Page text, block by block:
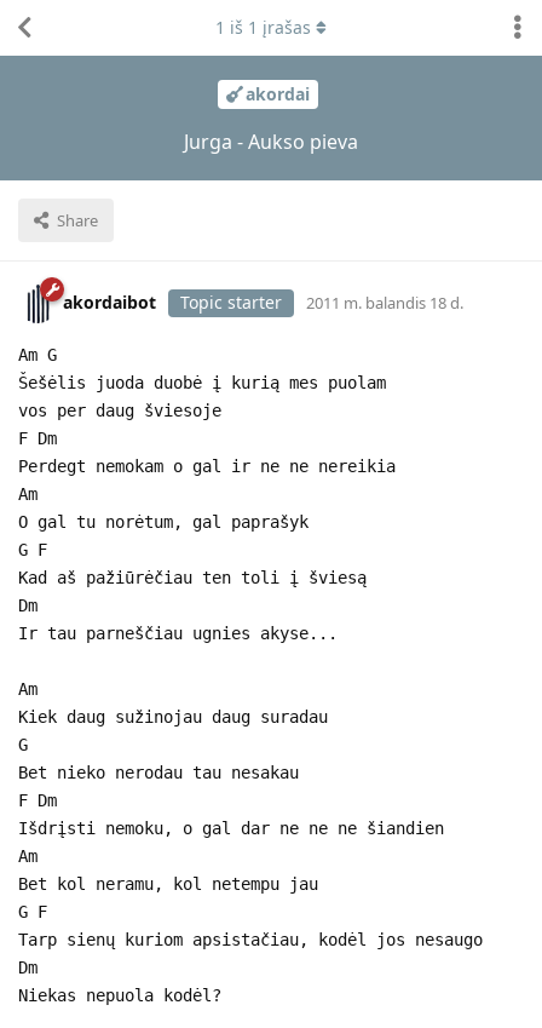
akordai
Jurga - Aukso pieva
Share
1 iš 1 įrašas
akordaibot Topic starter 2011 m. balandis 18 d.
Am G
Šešėlis juoda duobė į kurią mes puolam
vos per daug šviesoje
F Dm
Perdegt nemokam o gal ir ne ne nereikia
Am
O gal tu norėtum, gal paprašyk
G F
Kad aš pažiūrėčiau ten toli į šviesą
Dm
Ir tau parneščiau ugnies akyse...
Am
Kiek daug sužinojau daug suradau
G
Bet nieko nerodau tau nesakau
F Dm
Išdrįsti nemoku, o gal dar ne ne ne šiandien
Am
Bet kol neramu, kol netempu jau
G F
Tarp sienų kuriom apsistačiau, kodėl jos nesaugo
Dm
Niekas nepuola kodėl?